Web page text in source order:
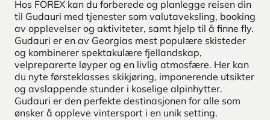
Hos FOREX kan du forberede og planlegge reisen din
til Gudauri med tjenester som valutaveksling, booking
av opplevelser og aktiviteter, samt hjelp til å finne fly.
Gudauri er en av Georgias mest populære skisteder
og kombinerer spektakulære fjellandskap,
velpreparerte løyper og en livlig atmosfære. Her kan
du nyte førsteklasses skikjøring, imponerende utsikter
og avslappende stunder i koselige alpinhytter.
Gudauri er den perfekte destinasjonen for alle som
ønsker å oppleve vintersport i en unik setting.